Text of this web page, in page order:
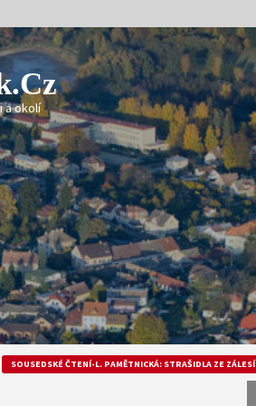
a okolí
SOUSEDSKÉ ČTENÍ-L. PAMĚTNICKÁ: STRAŠIDLA ZE ZÁLESÍ